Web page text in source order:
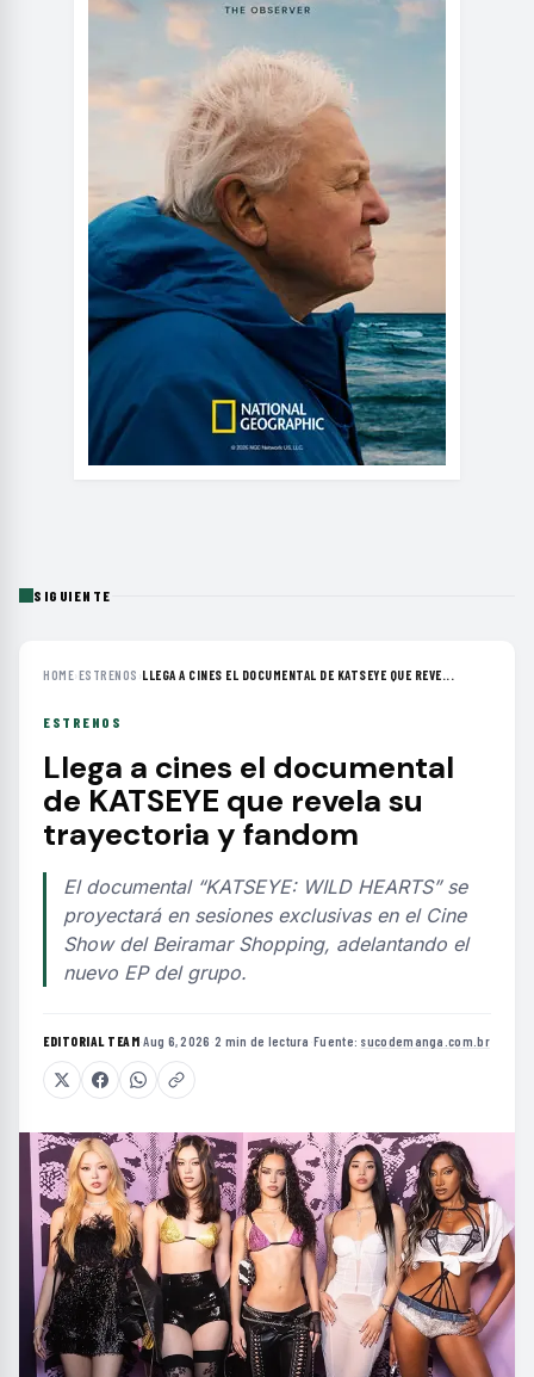
SIGUIENTE
HOME›ESTRENOS ›LLEGA A CINES EL DOCUMENTAL DE KATSEYE QUE REVE...
ESTRENOS
Llega a cines el documental
de KATSEYE que revela su
trayectoria y fandom
El documental “KATSEYE: WILD HEARTS” se
proyectará en sesiones exclusivas en el Cine
Show del Beiramar Shopping, adelantando el
nuevo EP del grupo.
EDITORIAL TEAM·Aug 6, 2026 ·2 min de lectura ·Fuente: sucodemanga.com.br